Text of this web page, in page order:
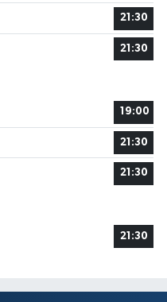
21:30
21:30
19:00
21:30
21:30
21:30